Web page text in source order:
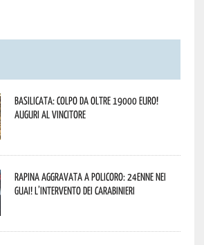
Basilicata: colpo da oltre 19000 Euro!
Auguri al vincitore
Rapina aggravata a Policoro: 24enne nei
guai! L’intervento dei Carabinieri